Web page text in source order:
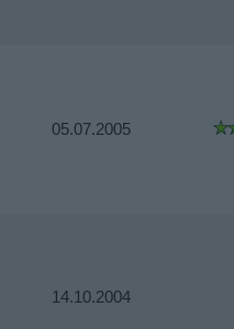
05.07.2005
14.10.2004